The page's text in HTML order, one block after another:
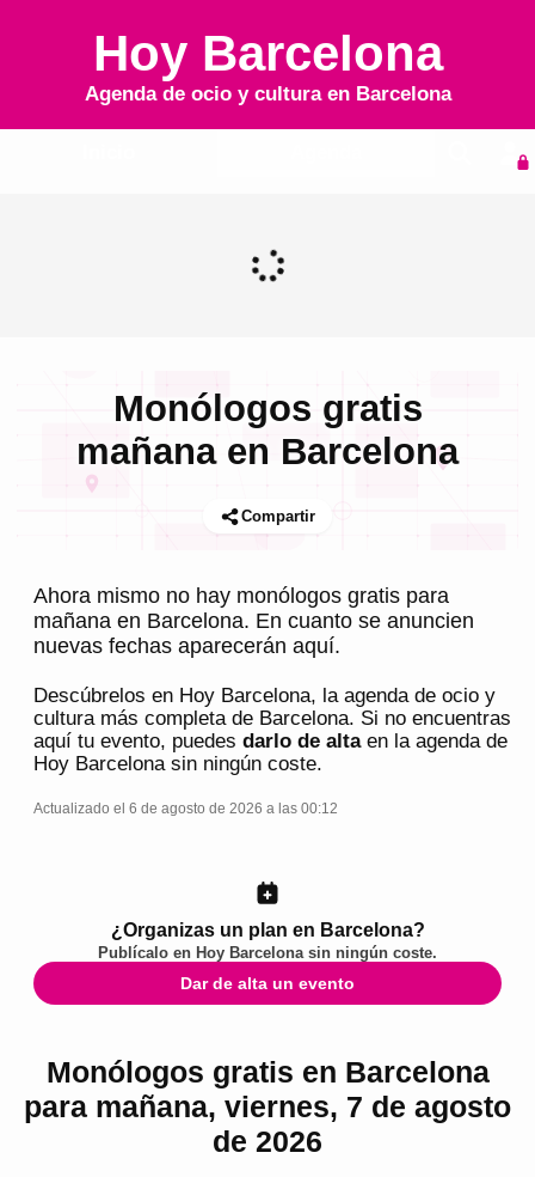
Hoy Barcelona
Agenda de ocio y cultura en Barcelona
Monólogos gratis
mañana en Barcelona
Compartir
Ahora mismo no hay monólogos gratis para
mañana en Barcelona. En cuanto se anuncien
nuevas fechas aparecerán aquí.
Descúbrelos en Hoy Barcelona, la agenda de ocio y
cultura más completa de Barcelona. Si no encuentras
aquí tu evento, puedes darlo de altaen la agenda de
Hoy Barcelonasin ningún coste.
Actualizado el 6 de agosto de 2026 a las 00:12
¿Organizas un plan en Barcelona?
Publícalo en Hoy Barcelonasin ningún coste.
Dar de alta un evento
Monólogos gratis en Barcelona
para mañana, viernes, 7 de agosto
de 2026